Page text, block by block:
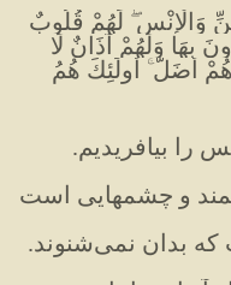
وَالْإِنْسِ ۖ لَهُمْ قُلُوبٌ
بِهَا وَلَهُمْ آذَانٌ لَا